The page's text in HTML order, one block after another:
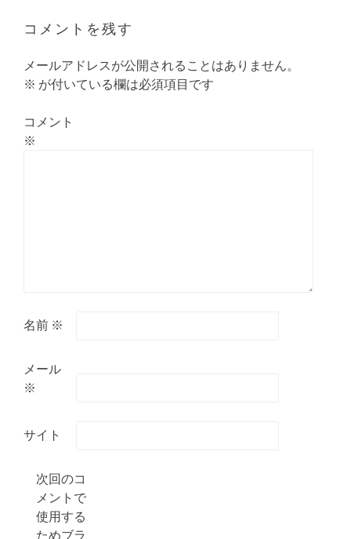
コメントを残す
メールアドレスが公開されることはありません。
※ が付いている欄は必須項目です
コメント
※
名前 ※
メール
※
サイト
次回のコ
メントで
使用する
ためブラ